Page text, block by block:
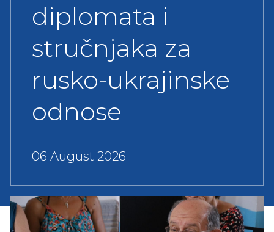
diplomata i
stručnjaka za
rusko-ukrajinske
odnose
06 August 2026